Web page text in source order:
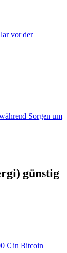
vor der
Sorgen um
günstig
€ in Bitcoin